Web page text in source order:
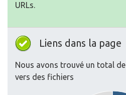
URLs.
Liens dans la page
Nous avons trouvé un total
vers des fichiers